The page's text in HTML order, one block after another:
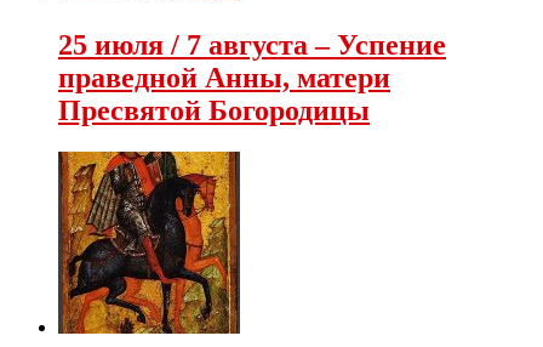
25 июля / 7 августа – Успение
праведной Анны, матери
Пресвятой Богородицы